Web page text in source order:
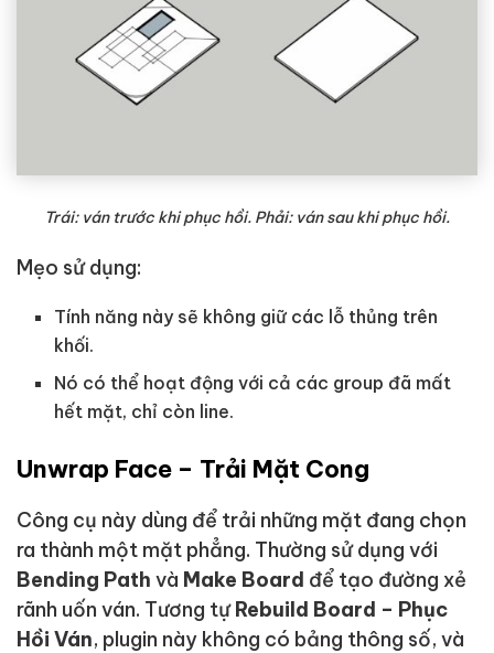
Trái: ván trước khi phục hồi. Phải: ván sau khi phục hồi.
Mẹo sử dụng:
Tính năng này sẽ không giữ các lỗ thủng trên
khối.
Nó có thể hoạt động với cả các group đã mất
hết mặt, chỉ còn line.
Unwrap Face – Trải Mặt Cong
Công cụ này dùng để trải những mặt đang chọn
ra thành một mặt phẳng. Thường sử dụng với
Bending Path và Make Board để tạo đường xẻ
rãnh uốn ván. Tương tựRebuild Board – Phục
Hồi Ván, plugin này không có bảng thông số, và